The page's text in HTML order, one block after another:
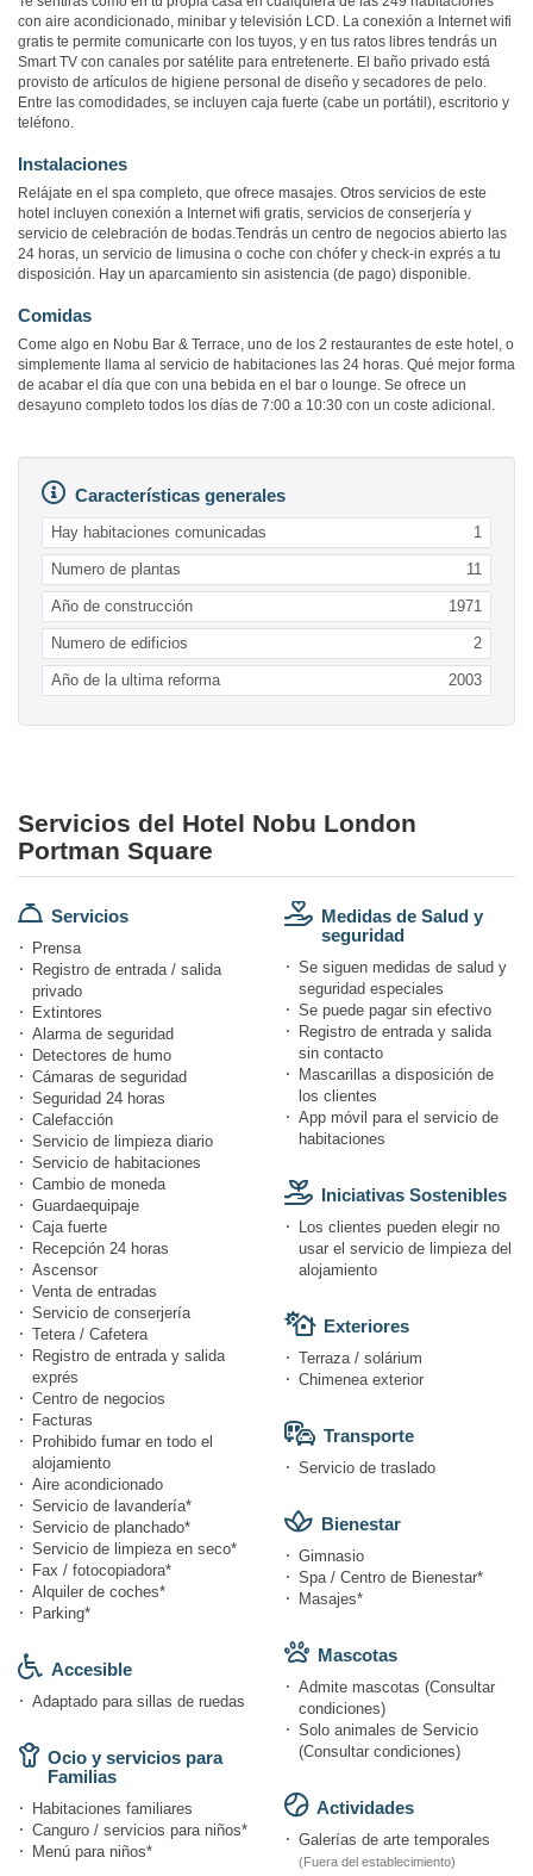
con aire acondicionado, minibar y televisión LCD. La conexión a Internet wifi
gratis te permite comunicarte con los tuyos, y en tus ratos libres tendrás un
Smart TV con canales por satélite para entretenerte. El baño privado está
provisto de artículos de higiene personal de diseño y secadores de pelo.
Entre las comodidades, se incluyen caja fuerte (cabe un portátil), escritorio y
teléfono.
Instalaciones
Relájate en el spa completo, que ofrece masajes. Otros servicios de este
hotel incluyen conexión a Internet wifi gratis, servicios de conserjería y
servicio de celebración de bodas.Tendrás un centro de negocios abierto las
24 horas, un servicio de limusina o coche con chófer y check-in exprés a tu
disposición. Hay un aparcamiento sin asistencia (de pago) disponible.
Comidas
Come algo en Nobu Bar & Terrace, uno de los 2 restaurantes de este hotel, o
simplemente llama al servicio de habitaciones las 24 horas. Qué mejor forma
de acabar el día que con una bebida en el bar o lounge. Se ofrece un
desayuno completo todos los días de 7:00 a 10:30 con un coste adicional.
Características generales
Hay habitaciones comunicadas 1
Numero de plantas 11
Año de construcción 1971
Numero de edificios 2
Año de la ultima reforma 2003
Servicios del Hotel Nobu London
Portman Square
Servicios
Prensa
Registro de entrada / salida
privado
Extintores
Alarma de seguridad
Detectores de humo
Cámaras de seguridad
Seguridad 24 horas
Calefacción
Servicio de limpieza diario
Servicio de habitaciones
Cambio de moneda
Guardaequipaje
Caja fuerte
Recepción 24 horas
Ascensor
Venta de entradas
Servicio de conserjería
Tetera / Cafetera
Registro de entrada y salida
exprés
Centro de negocios
Facturas
Prohibido fumar en todo el
alojamiento
Aire acondicionado
Servicio de lavandería*
Servicio de planchado*
Servicio de limpieza en seco*
Fax / fotocopiadora*
Alquiler de coches*
Parking*
Accesible
Adaptado para sillas de ruedas
Ocio y servicios para
Familias
Habitaciones familiares
Canguro / servicios para niños*
Menú para niños*
Medidas de Salud y
seguridad
Se siguen medidas de salud y
seguridad especiales
Se puede pagar sin efectivo
Registro de entrada y salida
sin contacto
Mascarillas a disposición de
los clientes
App móvil para el servicio de
habitaciones
Iniciativas Sostenibles
Los clientes pueden elegir no
usar el servicio de limpieza del
alojamiento
Exteriores
Terraza / solárium
Chimenea exterior
Transporte
Servicio de traslado
Bienestar
Gimnasio
Spa / Centro de Bienestar*
Masajes*
Mascotas
Admite mascotas (Consultar
condiciones)
Solo animales de Servicio
(Consultar condiciones)
Actividades
Galerías de arte temporales
(Fuera del establecimiento)